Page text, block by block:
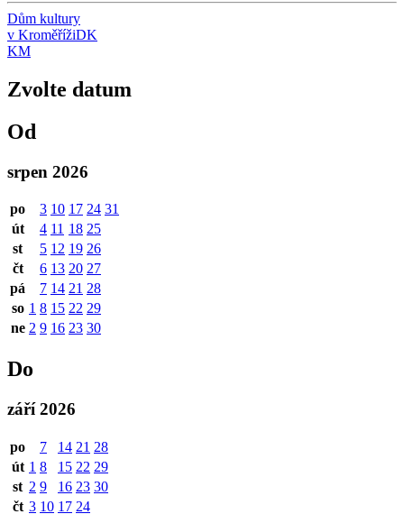
Dům kultury
v KroměřížiDK
KM
Zvolte datum
Od
srpen 2026
po 3 10 17 24 31
út
4 11 18 25
st
5 12 19 26
čt
6 13 20 27
pá
7 14 21 28
so 1 8 15 22 29
ne 2 9 16 23 30
Do
září 2026
po 7 14 21 28
út 1 8 15 22 29
st 2 9 16 23 30
čt 3 10 17 24